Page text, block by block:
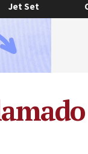
Jet Set